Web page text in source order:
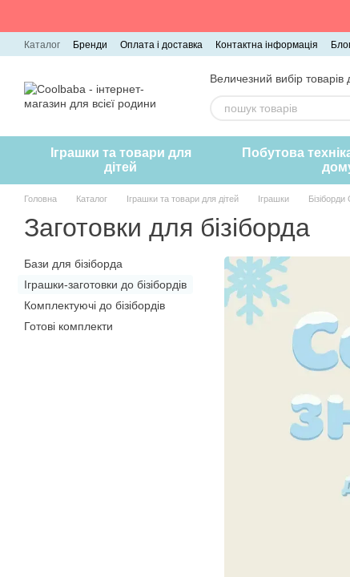
Каталог Бренди Оплата і доставка Контактна інформація
Величезний вибір товарів
Іграшки та товари для
дітей
Побутова
Головна Каталог Іграшки та товари для дітей Іграшки
Заготовки для бізіборда
Бази для бізіборда
Іграшки-заготовки до бізібордів
Комплектуючі до бізібордів
Готові комплекти